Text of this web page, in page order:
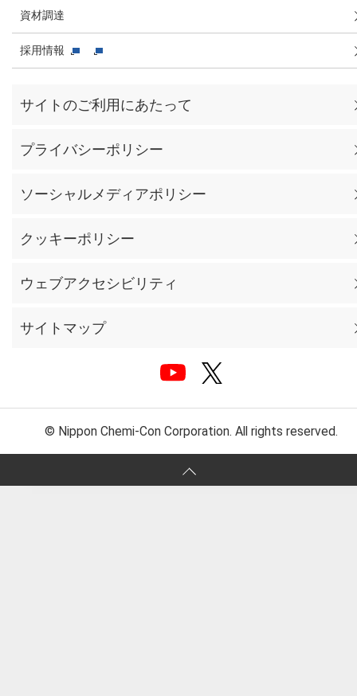
資材調達
採用情報
サイトのご利用にあたって
プライバシーポリシー
ソーシャルメディアポリシー
クッキーポリシー
ウェブアクセシビリティ
サイトマップ
© Nippon Chemi-Con Corporation. All rights reserved.